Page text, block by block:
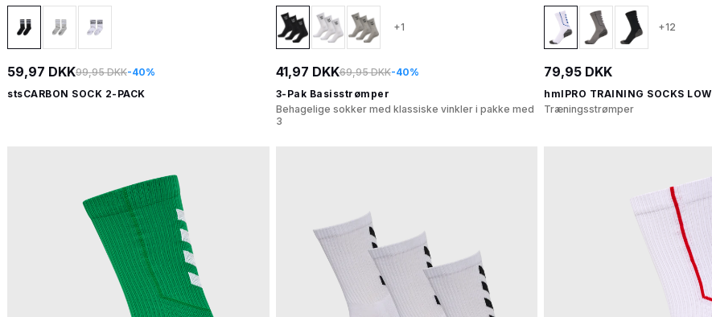
59,97 DKK99,95 DKK-40%
stsCARBON SOCK 2-PACK
+1
41,97 DKK69,95 DKK-40%
3-Pak Basisstrømper
Behagelige sokker med klassiske vinkler i pakke med
3
+12
79,95 DKK
hmlPRO TRAINING SOCKS LOW
Træningsstrømper